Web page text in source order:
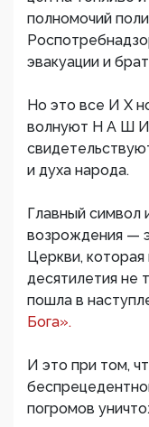
полномочий
эвакуации и
Но это все И Х
волнуют Н А Ш И
и духа народа.
Главный символ
возрождения —
Церкви,
десятилетия не
пошла в
Бога».
И это при том,
погромов